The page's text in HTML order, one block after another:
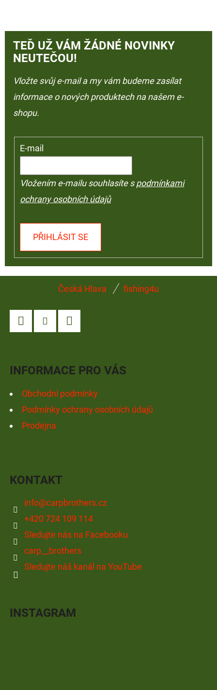
TEĎ UŽ VÁM ŽÁDNÉ NOVINKY
NEUTEČOU!
Vložte svůj e-mail a my vám budeme zasílat
informace o nových produktech na našem e-
shopu.
E-mail
Vložením e-mailu souhlasíte spodmínkami
ochrany osobních údajů
PŘIHLÁSIT SE
Česká Hlava fishing4u
INFORMACE PRO VÁS
Obchodní podmínky
Podmínky ochrany osobních údajů
Prodejna
KONTAKT
info@carpbrothers.cz
+420 724 109 114
Sledujte nás na Facebooku
carp__brothers
Sledujte náš kanál na YouTube
INSTAGRAM